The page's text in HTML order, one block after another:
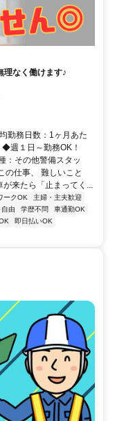
なく働けます♪
勤務日数：1ヶ月あた
週１日～勤務OK！
：その他警備スタッ
の仕事、 難しいこと
が来たら「止まってく...
ークOK
主婦・主夫歓迎
自由 学歴不問
車通勤OK
即日払いOK